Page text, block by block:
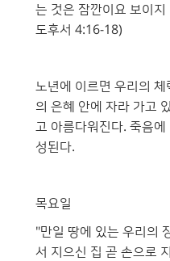
는 것은 잠깐이요 보이
도후서 4:16-18)
노년에 이르면 우리의
의 은혜 안에 자라 가고
고 아름다워진다. 죽음
성된다.
목요일
"만일 땅에 있는 우리의
서 지으신 집 곧 손으로